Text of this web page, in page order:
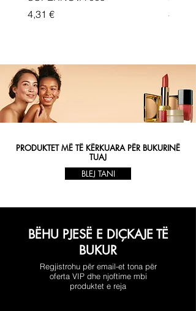
Price
4,31 €
Price
4,33 €
PRODUKTET MË TË KËRKUARA PËR BUKURINË
TUAJ
BLEJ TANI
BËHU PJESË E DIÇKAJE TË
BUKUR
Regjistrohu për email-et tona për
oferta VIP dhe njoftime mbi
produktet e reja